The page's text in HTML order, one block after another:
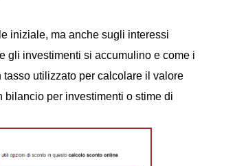
iniziale, ma anche sugli interessi
gli investimenti si accumulino e come i
utilizzato per calcolare il valore
per investimenti o stime di